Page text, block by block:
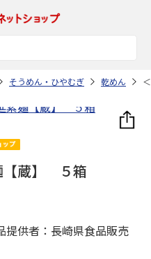
そうめん・ひやむぎ 乾めん
【蔵】 ５箱
供者：長崎県食品販売